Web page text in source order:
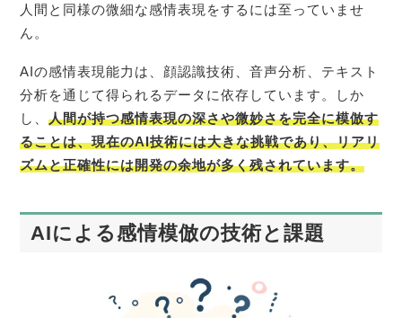
人間と同様の微細な感情表現をするには至っていませ
ん。
AIの感情表現能力は、顔認識技術、音声分析、テキスト
分析を通じて得られるデータに依存しています。しか
し、人間が持つ感情表現の深さや微妙さを完全に模倣す
ることは、現在のAI技術には大きな挑戦であり、リアリ
ズムと正確性には開発の余地が多く残されています。
AIによる感情模倣の技術と課題